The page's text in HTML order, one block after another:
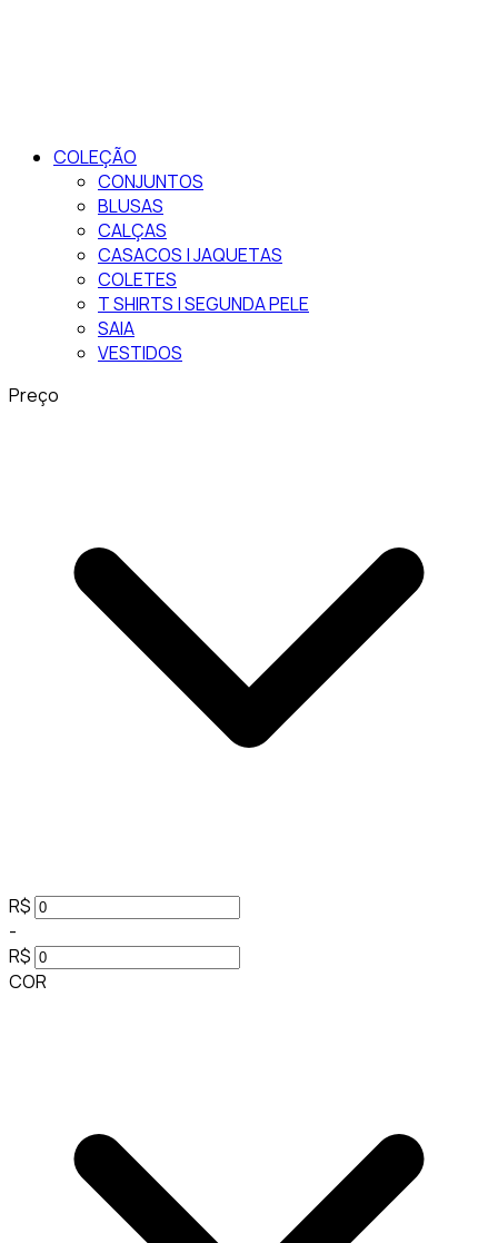
COLEÇÃO
CONJUNTOS
BLUSAS
CALÇAS
CASACOS | JAQUETAS
COLETES
T SHIRTS | SEGUNDA PELE
SAIA
VESTIDOS
Preço
R$
-
R$
COR